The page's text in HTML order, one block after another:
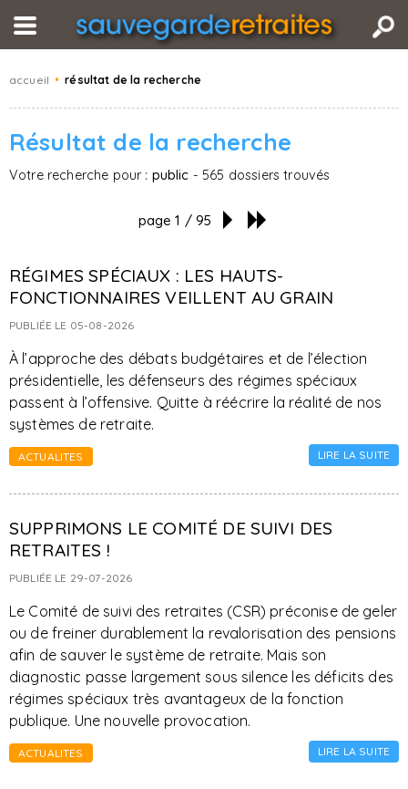
accueil • résultat de la recherche
Résultat de la recherche
Votre recherche pour : public - 565 dossiers trouvés
page 1 / 95
RÉGIMES SPÉCIAUX : LES HAUTS-
FONCTIONNAIRES VEILLENT AU GRAIN
PUBLIÉE LE 05-08-2026
À l’approche des débats budgétaires et de l’élection
présidentielle, les défenseurs des régimes spéciaux
passent à l’offensive. Quitte à réécrire la réalité de nos
systèmes de retraite.
ACTUALITES LIRE LA SUITE
SUPPRIMONS LE COMITÉ DE SUIVI DES
RETRAITES !
PUBLIÉE LE 29-07-2026
Le Comité de suivi des retraites (CSR) préconise de geler
ou de freiner durablement la revalorisation des pensions
afin de sauver le système de retraite. Mais son
diagnostic passe largement sous silence les déficits des
régimes spéciaux très avantageux de la fonction
publique. Une nouvelle provocation.
ACTUALITES LIRE LA SUITE